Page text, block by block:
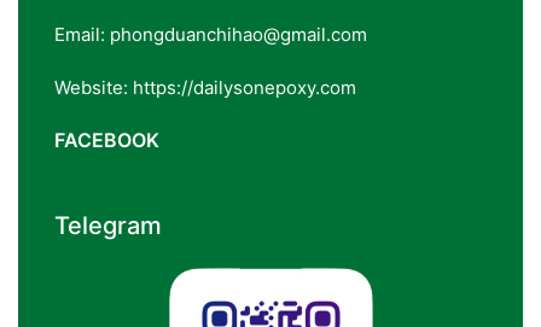
Email: phongduanchihao@gmail.com
Website: https://dailysonepoxy.com
FACEBOOK
Telegram